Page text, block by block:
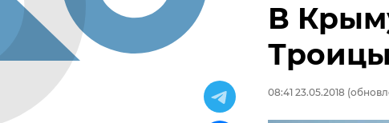
В
08:41 23.05.2018